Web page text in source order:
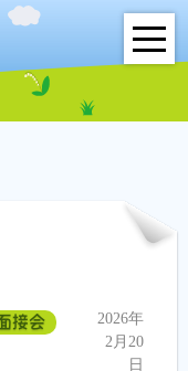
接会
2026年
2月20
日